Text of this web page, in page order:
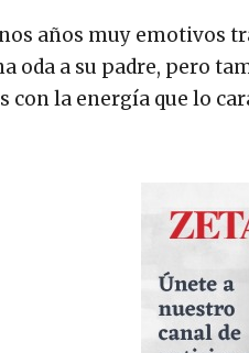
años muy emotivos
oda a su padre, pero
con la energía que lo